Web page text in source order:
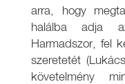
arra, hogy
halálba adja
Harmadszor, fel
szeretetét
követelmény